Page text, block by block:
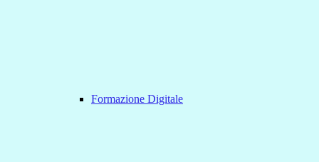
Formazione Digitale